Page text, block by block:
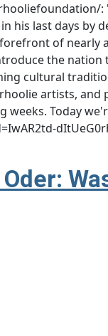
his last days by
of nearly
the
cultural
artists, and
weeks. Today